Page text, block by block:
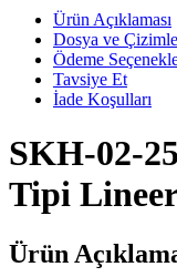
Ürün Açıklaması
Dosya ve
Ödeme
Tavsiye Et
İade Koşulları
SKH-02-
Tipi
Ürün